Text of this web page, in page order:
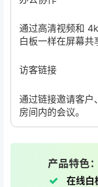
通过高清视频和
白板一样在屏幕共
访客链接
通过链接邀请客户
房间内的会议。
产品特色：
在线白